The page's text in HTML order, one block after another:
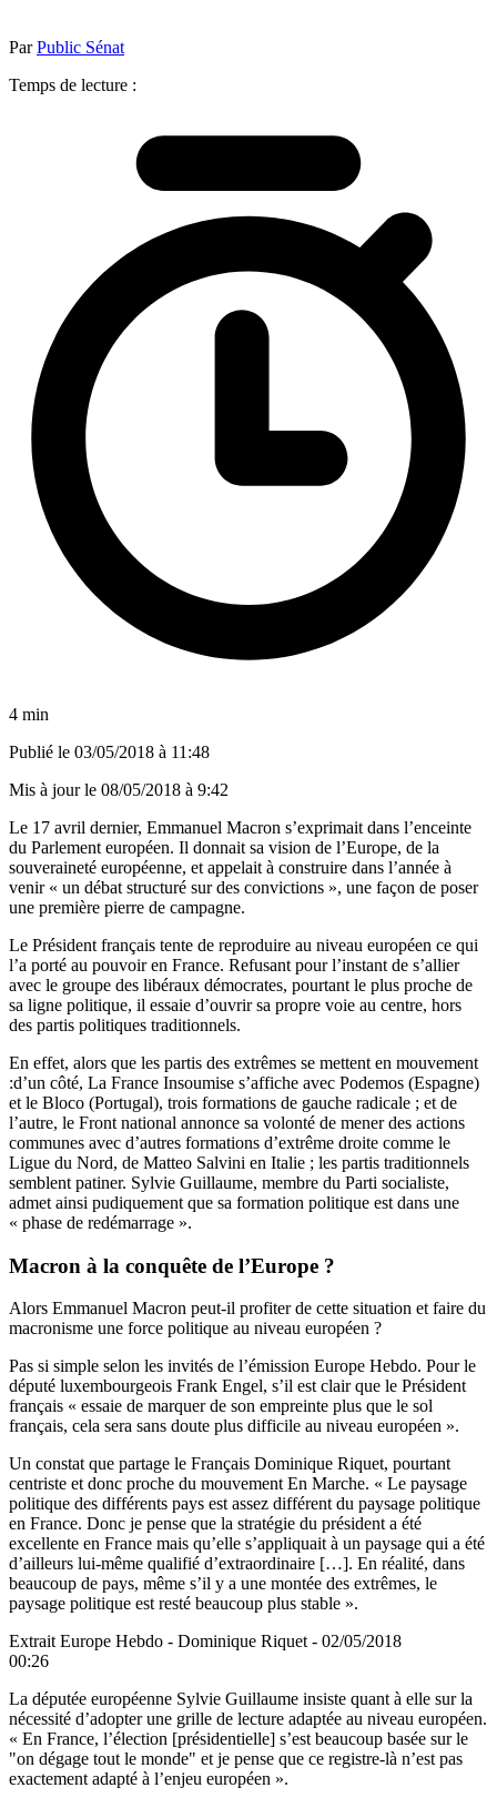
ParPublic Sénat
Temps de lecture :
4 min
Publié le 03/05/2018 à 11:48
Mis à jour le 08/05/2018 à 9:42
Le 17 avril dernier, Emmanuel Macron s’exprimait dans l’enceinte
du Parlement européen. Il donnait sa vision de l’Europe, de la
souveraineté européenne, et appelait à construire dans l’année à
venir « un débat structuré sur des convictions », une façon de poser
une première pierre de campagne.
Le Président français tente de reproduire au niveau européen ce qui
l’a porté au pouvoir en France. Refusant pour l’instant de s’allier
avec le groupe des libéraux démocrates, pourtant le plus proche de
sa ligne politique, il essaie d’ouvrir sa propre voie au centre, hors
des partis politiques traditionnels.
En effet, alors que les partis des extrêmes se mettent en mouvement
:d’un côté, La France Insoumise s’affiche avec Podemos (Espagne)
et le Bloco (Portugal), trois formations de gauche radicale ; et de
l’autre, le Front national annonce sa volonté de mener des actions
communes avec d’autres formations d’extrême droite comme le
Ligue du Nord, de Matteo Salvini en Italie ; les partis traditionnels
semblent patiner. Sylvie Guillaume, membre du Parti socialiste,
admet ainsi pudiquement que sa formation politique est dans une
« phase de redémarrage ».
Macron à la conquête de l’Europe ?
Alors Emmanuel Macron peut-il profiter de cette situation et faire du
macronisme une force politique au niveau européen ?
Pas si simple selon les invités de l’émission Europe Hebdo. Pour le
député luxembourgeois Frank Engel, s’il est clair que le Président
français « essaie de marquer de son empreinte plus que le sol
français, cela sera sans doute plus difficile au niveau européen ».
Un constat que partage le Français Dominique Riquet, pourtant
centriste et donc proche du mouvement En Marche. « Le paysage
politique des différents pays est assez différent du paysage politique
en France. Donc je pense que la stratégie du président a été
excellente en France mais qu’elle s’appliquait à un paysage qui a été
d’ailleurs lui-même qualifié d’extraordinaire […]. En réalité, dans
beaucoup de pays, même s’il y a une montée des extrêmes, le
paysage politique est resté beaucoup plus stable ».
Extrait Europe Hebdo - Dominique Riquet - 02/05/2018
00:26
La députée européenne Sylvie Guillaume insiste quant à elle sur la
nécessité d’adopter une grille de lecture adaptée au niveau européen.
« En France, l’élection [présidentielle] s’est beaucoup basée sur le
"on dégage tout le monde" et je pense que ce registre-là n’est pas
exactement adapté à l’enjeu européen ».